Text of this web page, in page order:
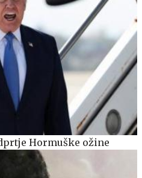
Hormuške ožine